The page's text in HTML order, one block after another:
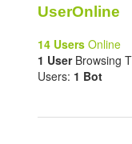
UserOnline
14 Users Online
1 UserBrowsing
Users: 1 Bot